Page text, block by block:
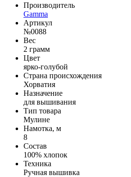
Производитель
Gamma
Артикул
№0088
Вес
2 грамм
Цвет
ярко-голубой
Страна происхождения
Хорватия
Назначение
для вышивания
Тип товара
Мулине
Намотка, м
8
Состав
100% хлопок
Техника
Ручная вышивка